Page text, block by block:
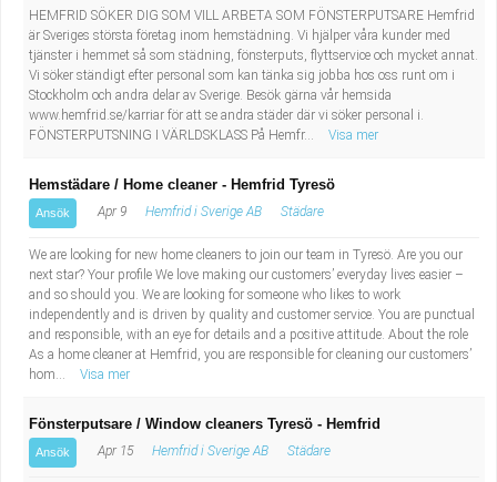
HEMFRID SÖKER DIG SOM VILL ARBETA SOM FÖNSTERPUTSARE Hemfrid
är Sveriges största företag inom hemstädning. Vi hjälper våra kunder med
tjänster i hemmet så som städning, fönsterputs, flyttservice och mycket annat.
Vi söker ständigt efter personal som kan tänka sig jobba hos oss runt om i
Stockholm och andra delar av Sverige. Besök gärna vår hemsida
www.hemfrid.se/karriar för att se andra städer där vi söker personal i.
FÖNSTERPUTSNING I VÄRLDSKLASS På Hemfr...
Visa mer
Hemstädare / Home cleaner - Hemfrid Tyresö
Ansök Apr 9 Hemfrid i Sverige AB Städare
We are looking for new home cleaners to join our team in Tyresö. Are you our
next star? Your profile We love making our customers’ everyday lives easier –
and so should you. We are looking for someone who likes to work
independently and is driven by quality and customer service. You are punctual
and responsible, with an eye for details and a positive attitude. About the role
As a home cleaner at Hemfrid, you are responsible for cleaning our customers’
hom...
Visa mer
Fönsterputsare / Window cleaners Tyresö - Hemfrid
Ansök Apr 15 Hemfrid i Sverige AB Städare